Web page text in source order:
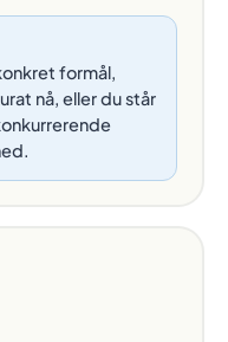
formål,
nå, eller du står